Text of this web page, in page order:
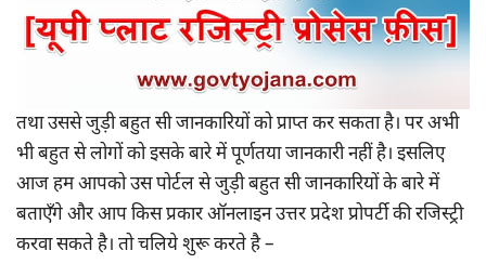
तथा उससे जुड़ी बहुत सी जानकारियों को प्राप्त कर सकता है। पर अभी
भी बहुत से लोगों को इसके बारे में पूर्णतया जानकारी नहीं है। इसलिए
आज हम आपको उस पोर्टल से जुड़ी बहुत सी जानकारियों के बारे में
बताएँगे और आप किस प्रकार ऑनलाइन उत्तर प्रदेश प्रोपर्टी की रजिस्ट्री
करवा सकते है। तो चलिये शुरू करते है –